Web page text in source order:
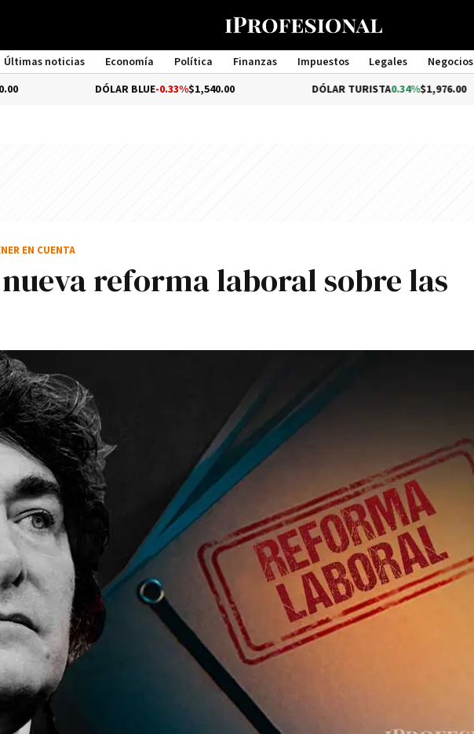
Últimas noticias Economía Política Finanzas Impuestos Legales Negocios
Management
DÓLAR BLUE-0.33%$1,540.00 DÓLAR TURISTA0.34%$1,976.00
reforma laboral sobre las
EN CUENTA